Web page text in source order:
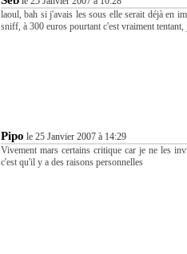
laoul, bah si j'avais les sous elle serait déjà en
sniff, à 300 euros pourtant c'est vraiment tentant,
Pipo le 25 Janvier 2007 à 14:29
Vivement mars certains critique car je ne les
c'est qu'il y a des raisons personnelles